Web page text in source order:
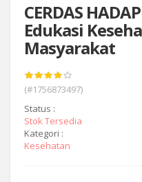
CERDAS
Edukasi
Masyarakat
(#1756873497)
Status :
Stok Tersedia
Kategori :
Kesehatan